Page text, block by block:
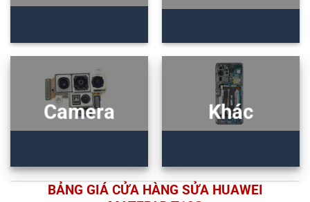
Camera Khác
BẢNG GIÁ CỬA HÀNG SỬA HUAWEI